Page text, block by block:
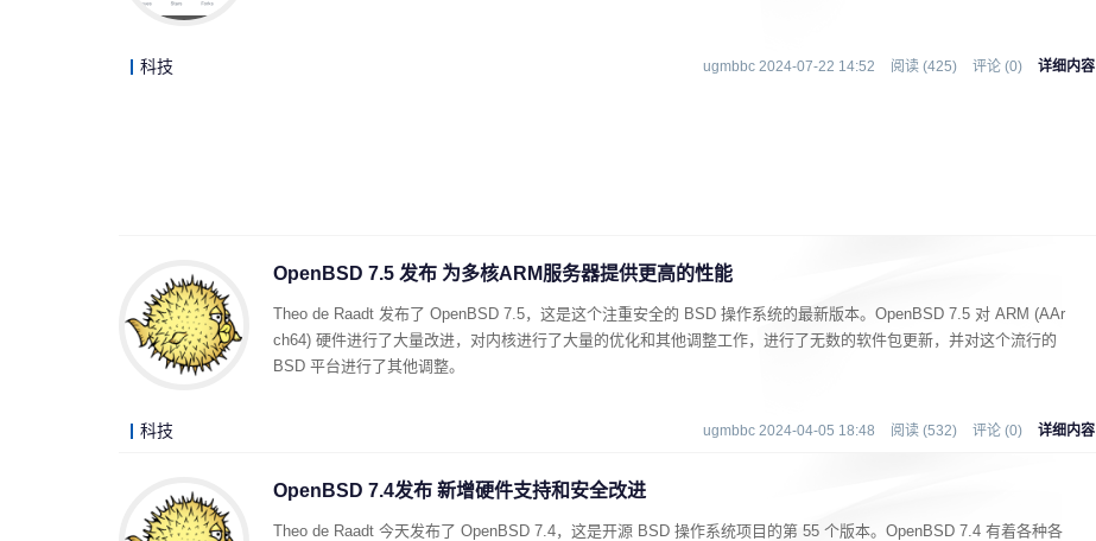
科技 ugmbbc 2024-07-22 14:52 阅读 (425) 评论 (0) 详细内容
OpenBSD 7.5 发布 为多核ARM服务器提供更高的性能
Theo de Raadt 发布了 OpenBSD 7.5，这是这个注重安全的 BSD 操作系统的最新版本。OpenBSD 7.5 对 ARM (AAr
ch64) 硬件进行了大量改进，对内核进行了大量的优化和其他调整工作，进行了无数的软件包更新，并对这个流行的
BSD 平台进行了其他调整。
科技 ugmbbc 2024-04-05 18:48 阅读 (532) 评论 (0) 详细内容
OpenBSD 7.4发布 新增硬件支持和安全改进
Theo de Raadt 今天发布了 OpenBSD 7.4，这是开源 BSD 操作系统项目的第 55 个版本。OpenBSD 7.4 有着各种各